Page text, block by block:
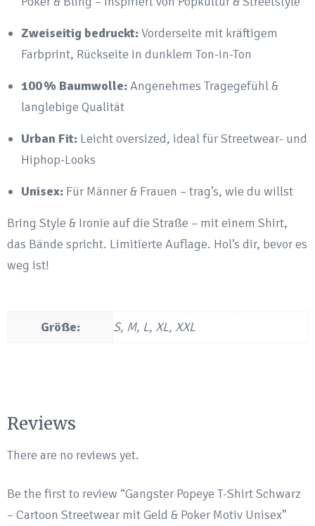
Zweiseitig bedruckt:Vorderseite mit kräftigem
Farbprint, Rückseite in dunklem Ton-in-Ton
100 % Baumwolle:Angenehmes Tragegefühl &
langlebige Qualität
Urban Fit: Leicht oversized, ideal für Streetwear- und
Hiphop-Looks
Unisex: Für Männer & Frauen – trag’s, wie du willst
Bring Style & Ironie auf die Straße – mit einem Shirt,
das Bände spricht. Limitierte Auflage. Hol’s dir, bevor es
weg ist!
Größe: S, M, L, XL, XXL
Reviews
There are no reviews yet.
Be the first to review “Gangster Popeye T-Shirt Schwarz
– Cartoon Streetwear mit Geld & Poker Motiv Unisex”